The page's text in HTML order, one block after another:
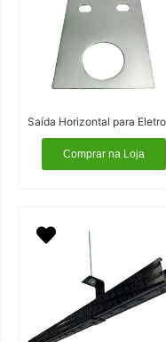
Comprar na Loja